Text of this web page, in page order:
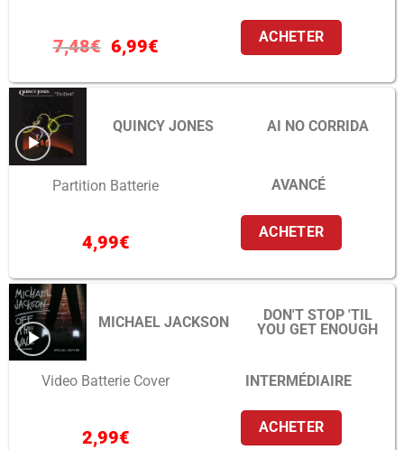
7,48€ 6,99€ ACHETER
QUINCY JONES AI NO CORRIDA
Partition Batterie AVANCÉ
4,99€ ACHETER
MICHAEL JACKSON
DON'T STOP 'TIL
YOU GET ENOUGH
Video Batterie Cover INTERMÉDIAIRE
2,99€ ACHETER